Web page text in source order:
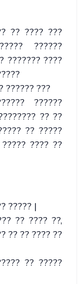
?? ???? ???
??????
??????? ????
?????? ???
??????
?? ??
?? ?????
???? ??
????? |
?? ???? ??,
?? ?? ???? ??
?? ?????